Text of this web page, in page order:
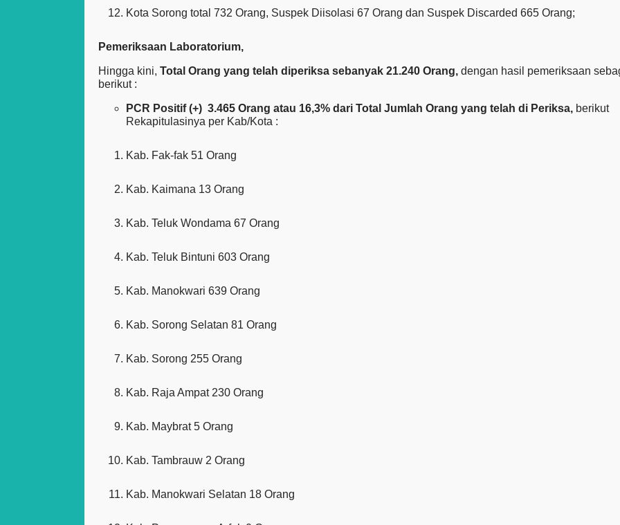
Kota Sorong total 732 Orang, Suspek Diisolasi 67 Orang dan Suspek Discarded 665 Orang;
Pemeriksaan Laboratorium,
Hingga kini, Total Orang yang telah diperiksa sebanyak 21.240 Orang, dengan hasil pemeriksaan
berikut :
PCR Positif (+) 3.465 Orang atau 16,3% dari Total Jumlah Orang yang telah di Periksa, berikut
Rekapitulasinya per Kab/Kota :
Kab. Fak-fak 51 Orang
Kab. Kaimana 13 Orang
Kab. Teluk Wondama 67 Orang
Kab. Teluk Bintuni 603 Orang
Kab. Manokwari 639 Orang
Kab. Sorong Selatan 81 Orang
Kab. Sorong 255 Orang
Kab. Raja Ampat 230 Orang
Kab. Maybrat 5 Orang
Kab. Tambrauw 2 Orang
Kab. Manokwari Selatan 18 Orang